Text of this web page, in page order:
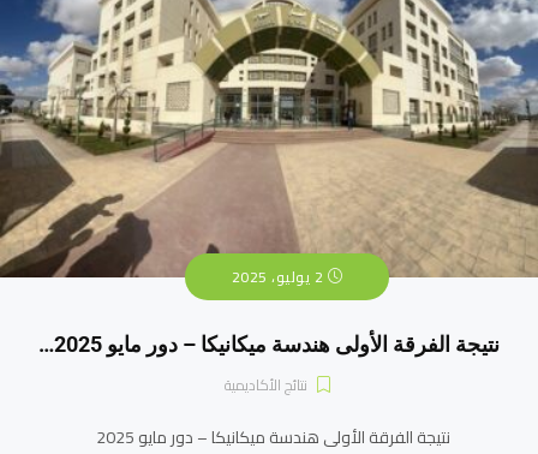
نتيجة الفرقة الأولى هندسة ميكانيكا – دور مايو 2025…
نتائج الأكاديمية
نتيجة الفرقة الأولى هندسة ميكانيكا – دور مايو 2025